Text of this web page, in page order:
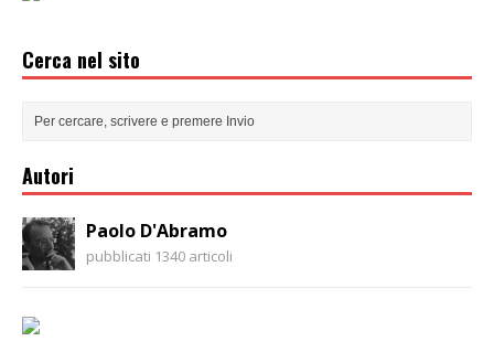
Cerca nel sito
Autori
Paolo D'Abramo
pubblicati 1340 articoli